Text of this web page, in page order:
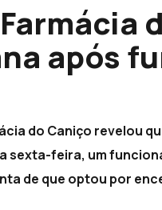
após
do Caniço revelou
sexta-feira, um
de que optou por